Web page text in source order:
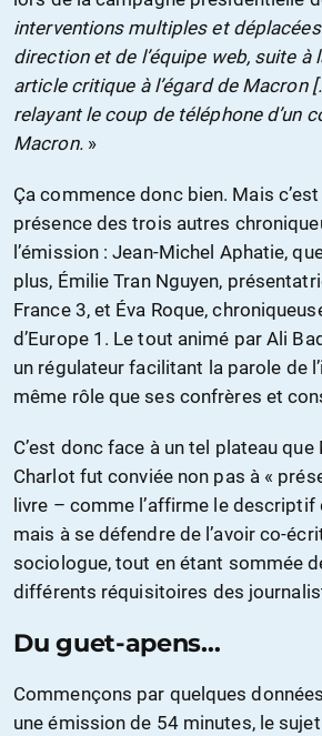
interventions multiples et
direction et de l’équipe web, suite à
article critique à l’égard de Macron
relayant le coup de téléphone d’un
Macron.»
Ça commence donc bien. Mais
présence des trois autres
l’émission : Jean-Michel Aphatie,
plus, Émilie Tran Nguyen,
France 3, et Éva Roque,
d’Europe 1. Le tout animé par Ali
un régulateur facilitant la parole de
même rôle que ses confrères et
C’est donc face à un tel plateau
Charlot fut conviée non pas à «
livre – comme l’affirme le descriptif
mais à se défendre de l’avoir co-
sociologue, tout en étant sommée
différents réquisitoires des
Du guet-apens…
Commençons par quelques
une émission de 54 minutes, le